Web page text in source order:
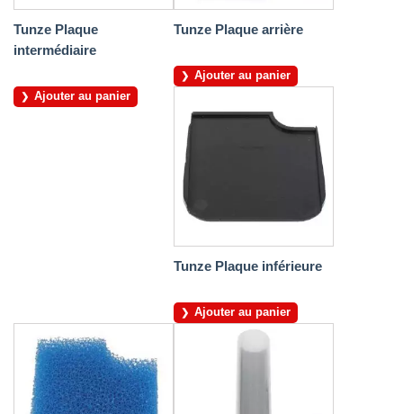
Tunze Plaque
intermédiaire
Ajouter au panier
Tunze Plaque arrière
Ajouter au panier
Tunze Plaque inférieure
Ajouter au panier